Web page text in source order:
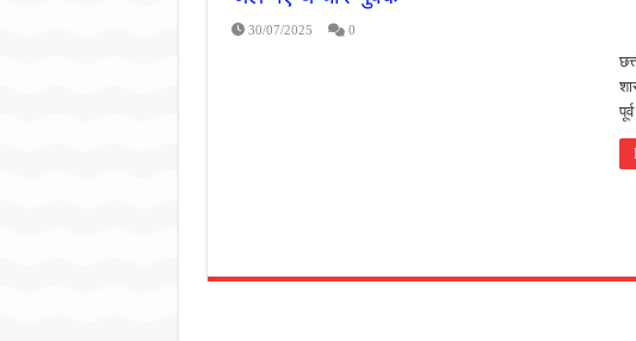
राम मंदिर की गरिमा और पारदर्शिता को लेकर
मासूम बच्ची की मौत के बाद पखांजूर में बवाल,
जन सहयोग और पूर्व सैनिकों ने चलाया दूध नदी
अंतरराष्ट्रीय जैव विविधता दिवस पर पर्यावरण
30/07/2025 0